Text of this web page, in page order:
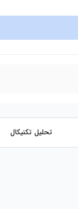
تحلیل تکنیکال